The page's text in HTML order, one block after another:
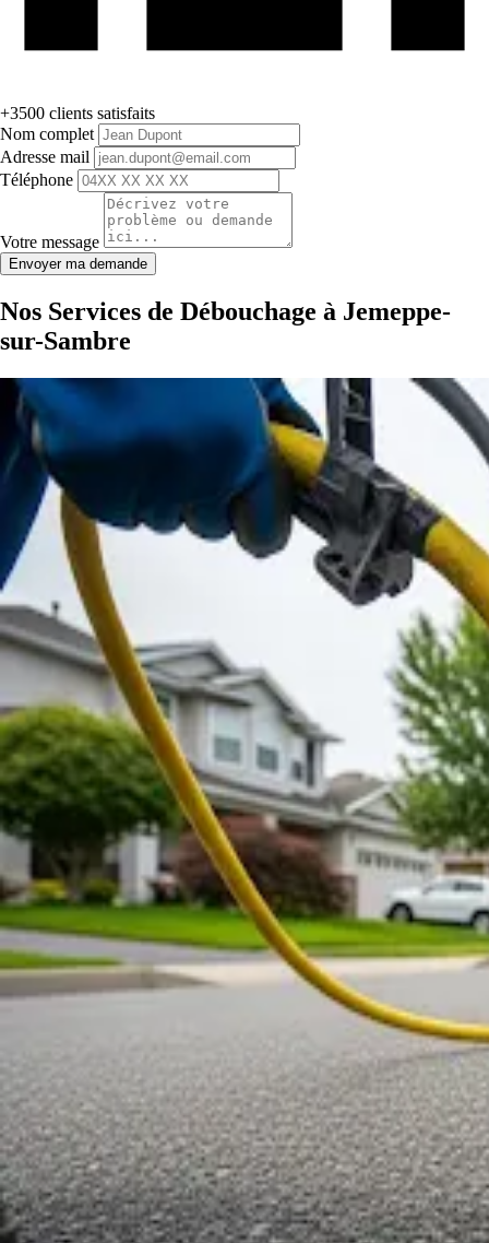
+3500 clients satisfaits
Nom complet
Adresse mail
Téléphone
Votre message
Envoyer ma demande
Nos Services de Débouchage à Jemeppe-
sur-Sambre